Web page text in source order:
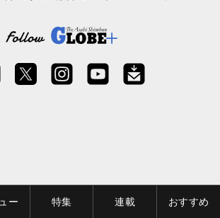
ー 特集 連載 おすすめ